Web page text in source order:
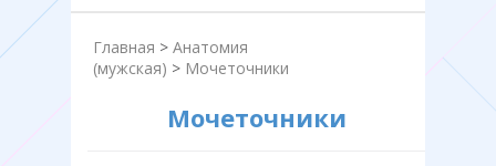
Главная > Анатомия
(мужская) > Мочеточники
Мочеточники